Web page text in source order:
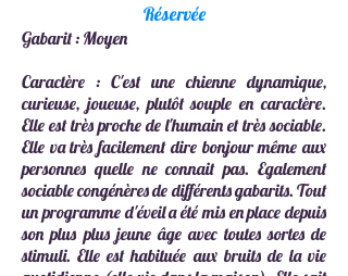
Réservée
Gabarit : Moyen
Caractère : C'est une chienne dynamique,
curieuse, joueuse, plutôt souple en caractère.
Elle est très proche de l'humain et très sociable.
Elle va très facilement dire bonjour même aux
personnes quelle ne connait pas. Egalement
sociable congénères de différents gabarits. Tout
un programme d'éveil a été mis en place depuis
son plus plus jeune âge avec toutes sortes de
stimuli. Elle est habituée aux bruits de la vie